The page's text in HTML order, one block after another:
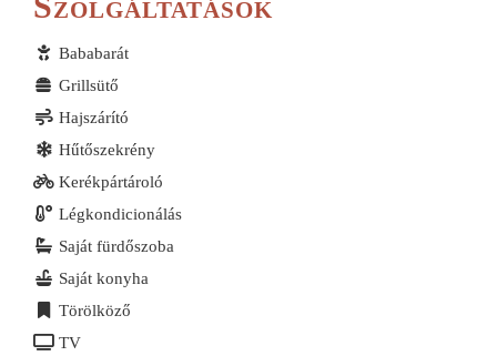
Bababarát
Grillsütő
Hajszárító
Hűtőszekrény
Kerékpártároló
Légkondicionálás
Saját fürdőszoba
Saját konyha
Törölköző
TV